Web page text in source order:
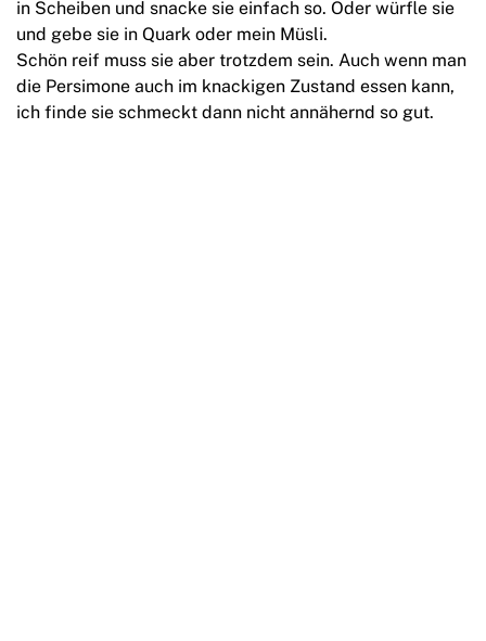
in Scheiben und snacke sie einfach so. Oder würfle sie
und gebe sie in Quark oder mein Müsli.
Schön reif muss sie aber trotzdem sein. Auch wenn man
die Persimone auch im knackigen Zustand essen kann,
ich finde sie schmeckt dann nicht annähernd so gut.